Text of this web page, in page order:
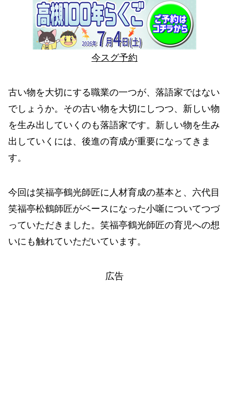
今スグ予約
古い物を大切にする職業の一つが、落語家ではない
でしょうか。その古い物を大切にしつつ、新しい物
を生み出していくのも落語家です。新しい物を生み
出していくには、後進の育成が重要になってきま
す。
今回は笑福亭鶴光師匠に人材育成の基本と、六代目
笑福亭松鶴師匠がベースになった小噺についてつづ
っていただきました。笑福亭鶴光師匠の育児への想
いにも触れていただいています。
広告